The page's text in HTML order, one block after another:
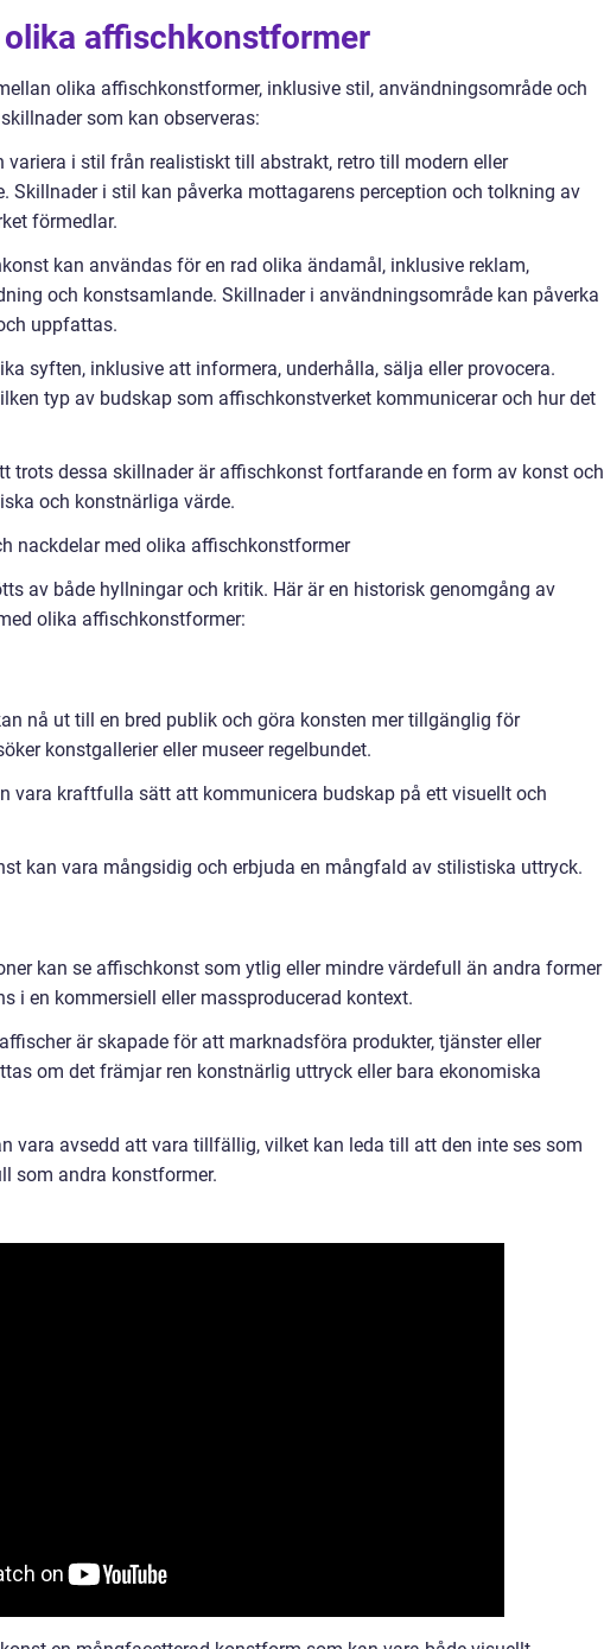
affischkonstformer
olika affischkonstformer, inklusive stil, användningsområde och
som kan observeras:
variera i stil från realistiskt till abstrakt, retro till modern eller
Skillnader i stil kan påverka mottagarens perception och tolkning av
förmedlar.
kan användas för en rad olika ändamål, inklusive reklam,
och konstsamlande. Skillnader i användningsområde kan påverka
uppfattas.
syften, inklusive att informera, underhålla, sälja eller provocera.
typ av budskap som affischkonstverket kommunicerar och hur det
trots dessa skillnader är affischkonst fortfarande en form av konst och
och konstnärliga värde.
nackdelar med olika affischkonstformer
av både hyllningar och kritik. Här är en historisk genomgång av
olika affischkonstformer:
nå ut till en bred publik och göra konsten mer tillgänglig för
konstgallerier eller museer regelbundet.
vara kraftfulla sätt att kommunicera budskap på ett visuellt och
kan vara mångsidig och erbjuda en mångfald av stilistiska uttryck.
kan se affischkonst som ytlig eller mindre värdefull än andra former
i en kommersiell eller massproducerad kontext.
är skapade för att marknadsföra produkter, tjänster eller
om det främjar ren konstnärlig uttryck eller bara ekonomiska
vara avsedd att vara tillfällig, vilket kan leda till att den inte ses som
som andra konstformer.